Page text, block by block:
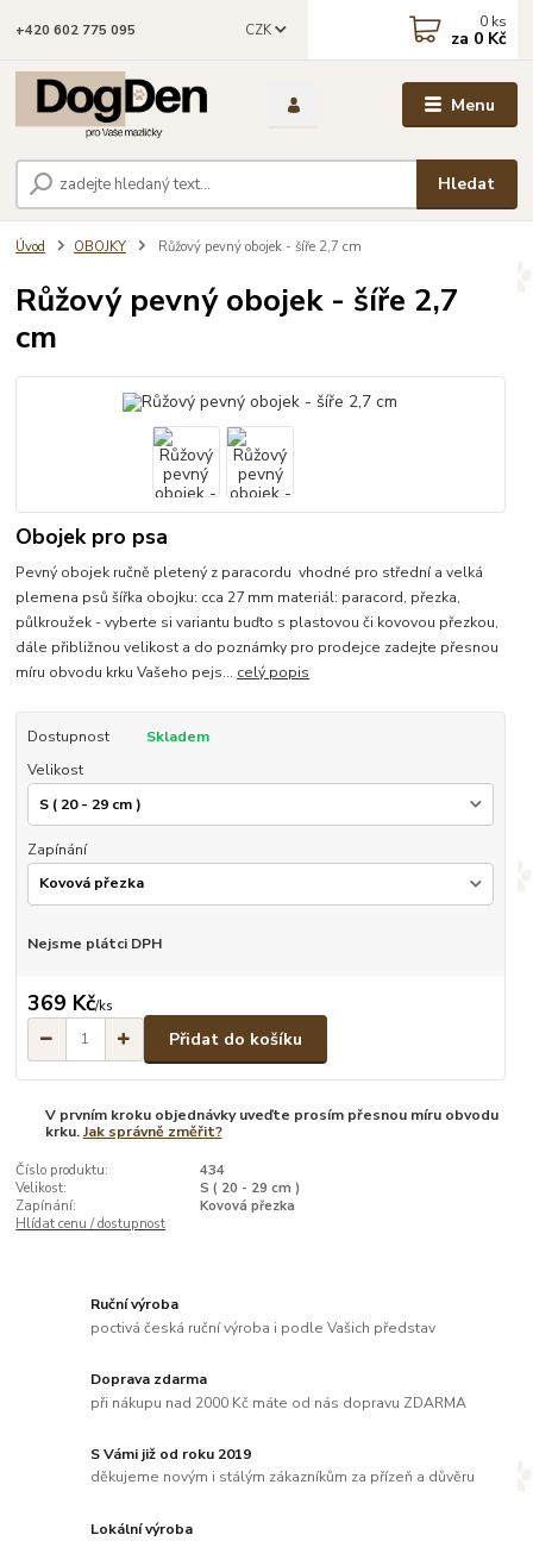
Menu
CZK
Hledat
+420 602 775 095 0 ks
za 0 Kč
Úvod OBOJKY Růžový pevný obojek - šíře 2,7 cm
Růžový pevný obojek - šíře 2,7
cm
Obojek pro psa
Pevný obojek ručně pletený z paracordu vhodné pro střední a velká
plemena psů šířka obojku: cca 27 mm materiál: paracord, přezka,
půlkroužek - vyberte si variantu buďto s plastovou či kovovou přezkou,
dále přibližnou velikost a do poznámky pro prodejce zadejte přesnou
míru obvodu krku Vašeho pejs... celý popis
Dostupnost
Skladem
Velikost
Zapínání
Nejsme plátci DPH
369 Kč/ks
Přidat do košíku
V prvním kroku objednávky uveďte prosím přesnou míru obvodu
krku.Jak správně změřit?
Číslo produktu:
434
Velikost:
S ( 20 - 29 cm )
Zapínání:
Kovová přezka
Hlídat cenu / dostupnost
Ruční výroba
poctivá česká ruční výroba i podle Vašich představ
Doprava zdarma
při nákupu nad 2000 Kč máte od nás dopravu ZDARMA
S Vámi již od roku 2019
děkujeme novým i stálým zákazníkům za přízeň a důvěru
Lokální výroba